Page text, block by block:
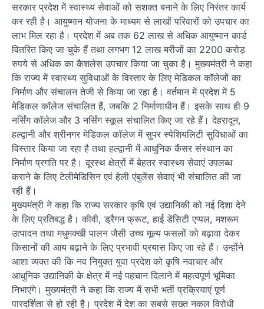
सरकार प्रदेश में स्वास्थ्य सेवाओं को सशक्त बनाने के लिए निरंतर कार्य
कर रही है। आयुष्मान योजना के माध्यम से लाखों परिवारों को उपचार का
लाभ मिल रहा है। प्रदेश में अब तक 62 लाख से अधिक आयुष्मान कार्ड
वितरित किए जा चुके हैं तथा लगभग 12 लाख मरीजों का 2200 करोड़
रुपये से अधिक का कैशलेस उपचार किया जा चुका है। मुख्यमंत्री ने कहा
कि राज्य में स्वास्थ्य सुविधाओं के विस्तार के लिए मेडिकल कॉलेजों का
निर्माण और संचालन तेजी से किया जा रहा है। वर्तमान में प्रदेश में 5
मेडिकल कॉलेज संचालित हैं, जबकि 2 निर्माणाधीन हैं। इसके साथ ही 9
नर्सिंग कॉलेज और 3 नर्सिंग स्कूल संचालित किए जा रहे हैं। देहरादून,
हल्द्वानी और श्रीनगर मेडिकल कॉलेज में सुपर स्पेशियलिटी सुविधाओं का
विस्तार किया जा रहा है तथा हल्द्वानी में आधुनिक कैंसर संस्थान का
निर्माण प्रगति पर है। दूरस्थ क्षेत्रों में बेहतर स्वास्थ्य सेवाएं उपलब्ध
कराने के लिए टेलीमेडिसिन एवं हेली एंबुलेंस सेवाएं भी संचालित की जा
रही हैं।
मुख्यमंत्री ने कहा कि राज्य सरकार कृषि एवं उद्यानिकी को नई दिशा देने
के लिए प्रतिबद्ध है। कीवी, ड्रैगन फ्रूट, हाई डेंसिटी एप्पल, मशरूम
उत्पादन तथा मधुमक्खी पालन जैसी उच्च मूल्य फसलों को बढ़ावा देकर
किसानों की आय बढ़ाने के लिए प्रभावी प्रयास किए जा रहे हैं। उन्होंने
आशा व्यक्त की कि नव नियुक्त युवा प्रदेश को कृषि नवाचार और
आधुनिक उद्यानिकी के क्षेत्र में नई पहचान दिलाने में महत्वपूर्ण भूमिका
निभाएंगे। मुख्यमंत्री ने कहा कि राज्य में सभी भर्ती प्रक्रियाएं पूर्ण
पारदर्शिता से हो रही है। प्रदेश में देश का सबसे सख्त नकल विरोधी